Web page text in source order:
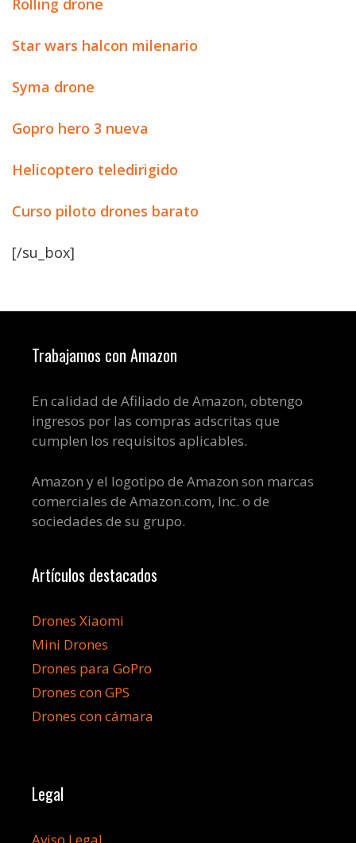
Rolling drone
Star wars halcon milenario
Syma drone
Gopro hero 3 nueva
Helicoptero teledirigido
Curso piloto drones barato
[/su_box]
Trabajamos con Amazon
En calidad de Afiliado de Amazon, obtengo
ingresos por las compras adscritas que
cumplen los requisitos aplicables.
Amazon y el logotipo de Amazon son marcas
comerciales de Amazon.com, Inc. o de
sociedades de su grupo.
Artículos destacados
Drones Xiaomi
Mini Drones
Drones para GoPro
Drones con GPS
Drones con cámara
Legal
Aviso Legal